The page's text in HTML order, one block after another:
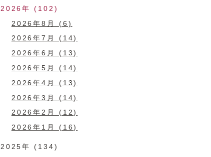
2026年 (102)
2026年8月 (6)
2026年7月 (14)
2026年6月 (13)
2026年5月 (14)
2026年4月 (13)
2026年3月 (14)
2026年2月 (12)
2026年1月 (16)
2025年 (134)